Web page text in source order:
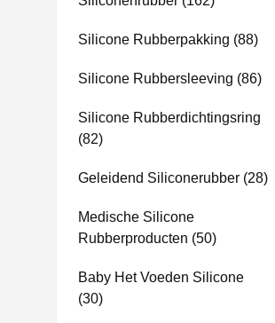
Silicone Rubberpakking (88)
Silicone Rubbersleeving (86)
Silicone Rubberdichtingsring
(82)
Geleidend Siliconerubber (28)
Medische Silicone
Rubberproducten (50)
Baby Het Voeden Silicone
(30)